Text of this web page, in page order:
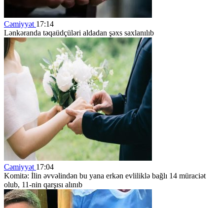
Cəmiyyət 17:14
Lənkəranda təqaüdçüləri aldadan şəxs saxlanılıb
Cəmiyyət 17:04
Komitə: İlin əvvəlindən bu yana erkən evliliklə bağlı 14 müraciət
olub, 11-nin qarşısı alınıb